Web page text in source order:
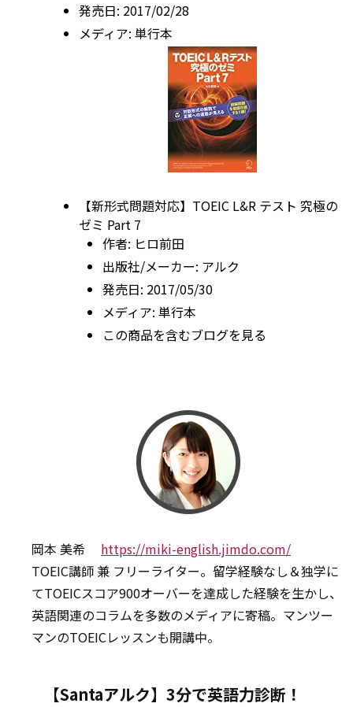
発売日: 2017/02/28
メディア: 単行本
【新形式問題対応】TOEIC L&R テスト 究極の
ゼミ Part 7
作者: ヒロ前田
出版社/メーカー: アルク
発売日: 2017/05/30
メディア: 単行本
この商品を含むブログを見る
岡本 美希 https://miki-english.jimdo.com/
TOEIC講師 兼 フリーライター。留学経験なし＆独学に
てTOEICスコア900オーバーを達成した経験を生かし、
英語関連のコラムを多数のメディアに寄稿。マンツー
マンのTOEICレッスンも開講中。
【Santaアルク】3分で英語力診断！